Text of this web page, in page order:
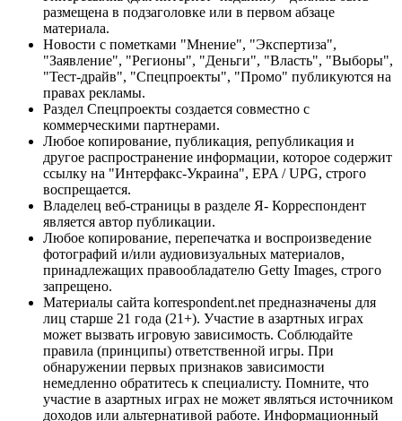
размещена в подзаголовке или в первом абзаце
материала.
Новости с пометками "Мнение", "Экспертиза",
"Заявление", "Регионы", "Деньги", "Власть", "Выборы",
"Тест-драйв", "Спецпроекты", "Промо" публикуются на
правах рекламы.
Раздел Спецпроекты создается совместно с
коммерческими партнерами.
Любое копирование, публикация, републикация и
другое распространение информации, которое содержит
ссылку на "Интерфакс-Украина", EPA / UPG, строго
воспрещается.
Владелец веб-страницы в разделе Я- Корреспондент
является автор публикации.
Любое копирование, перепечатка и воспроизведение
фотографий и/или аудиовизуальных материалов,
принадлежащих правообладателю Getty Images, строго
запрещено.
Материалы сайта korrespondent.net предназначены для
лиц старше 21 года (21+). Участие в азартных играх
может вызвать игровую зависимость. Соблюдайте
правила (принципы) ответственной игры. При
обнаружении первых признаков зависимости
немедленно обратитесь к специалисту. Помните, что
участие в азартных играх не может являться источником
доходов или альтернативой работе. Информационный